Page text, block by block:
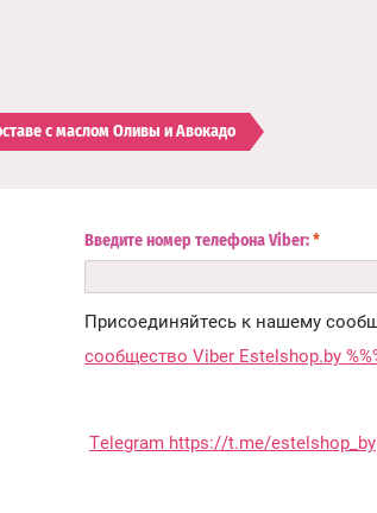
с маслом Оливы и Авокадо
Введите номер телефона Viber: *
Присоединяйтесь к нашему
сообщество Viber Estelshop.by
Telegram https://t.me/estelshop_by